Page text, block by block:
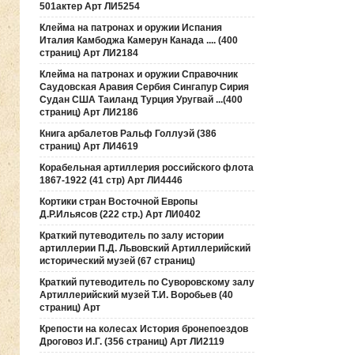
501актер Арт ЛИ5254
Клейма на патронах и оружии Испания
Италия Камбоджа Камерун Канада .... (400
страниц) Арт ЛИ2184
Клейма на патронах и оружии Справочник
Саудовская Аравия Сербия Сингапур Сирия
Судан США Таиланд Турция Уругвай ...(400
страниц) Арт ЛИ2186
Книга арбалетов Ральф Голлуэй (386
страниц) Арт ЛИ4619
Корабельная артиллерия российского флота
1867-1922 (41 стр) Арт ЛИ4446
Кортики стран Восточной Европы
Д.Р.Ильясов (222 стр.) Арт ЛИ0402
Краткий путеводитель по залу истории
артиллерии П.Д. Львовский Артиллерийский
исторический музей (67 страниц)
Краткий путеводитель по Суворовскому залу
Артиллерийский музей Т.И. Воробьев (40
страниц) Арт
Крепости на колесах История бронепоездов
Дроговоз И.Г. (356 страниц) Арт ЛИ2119